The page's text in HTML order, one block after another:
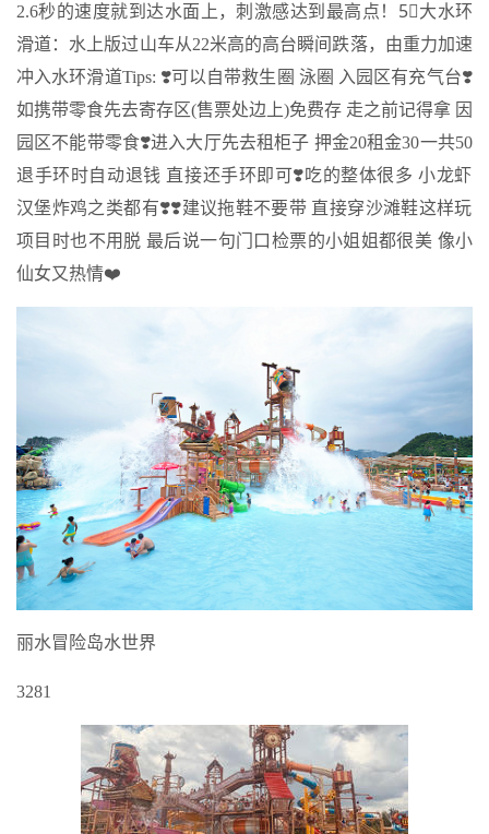
2.6秒的速度就到达水面上，刺激感达到最高点！5⃣大水环
滑道：水上版过山车从22米高的高台瞬间跌落，由重力加速
冲入水环滑道Tips: ❣️可以自带救生圈 泳圈 入园区有充气台❣️
如携带零食先去寄存区(售票处边上)免费存 走之前记得拿 因
园区不能带零食❣️进入大厅先去租柜子 押金20租金30一共50
退手环时自动退钱 直接还手环即可❣️吃的整体很多 小龙虾
汉堡炸鸡之类都有❣️❣️建议拖鞋不要带 直接穿沙滩鞋这样玩
项目时也不用脱 最后说一句门口检票的小姐姐都很美 像小
仙女又热情❤️
丽水冒险岛水世界
3281